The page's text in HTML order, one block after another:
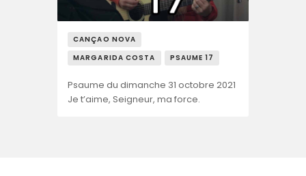
CANÇAO NOVA
MARGARIDA COSTA
PSAUME 17
Psaume du dimanche 31 octobre 2021
Je t’aime, Seigneur, ma force.